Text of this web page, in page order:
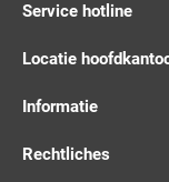
Service hotline
Locatie
Informatie
Rechtliches